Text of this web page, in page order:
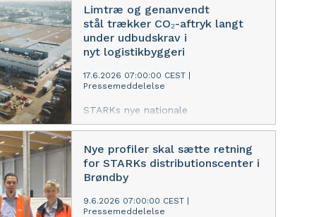
fra håndværksmæssige løsninger til
hyldesten af de frivillige, der bygger
festen op i Skanderborgs bøgeskov.
Limtræ og genanvendt
stål trækker CO₂-aftryk langt
under udbudskrav i
nyt logistikbyggeri
17.6.2026 07:00:00 CEST
Pressemeddelelse
STARKs nye nationale
distributionscenter i Brøndby bygges
m². Limtræ, genanvendt stål og
sedumtag bidrager til at reducerer
bygningens klimapåvirkning. Byggeriet
er præcertificeret til DGNB Guld.
Nye profiler skal sætte retning
for STARKs distributionscenter i
Brøndby
9.6.2026 07:00:00 CEST
Pressemeddelelse